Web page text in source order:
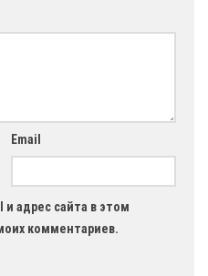
Email
адрес сайта в этом
комментариев.